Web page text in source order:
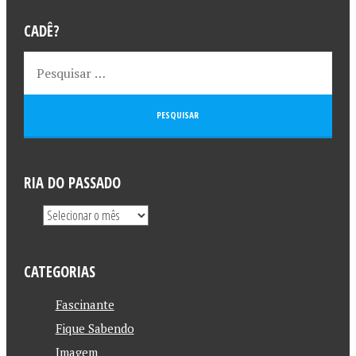
CADÊ?
RIA DO PASSADO
CATEGORIAS
Fascinante
Fique Sabendo
Imagem